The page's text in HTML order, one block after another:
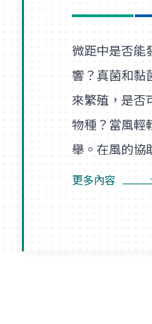
微距中是否能
響？真菌和黏
來繁殖，是否
物種？當風輕
舉。在風的協
孢子的盛況，
更多內容